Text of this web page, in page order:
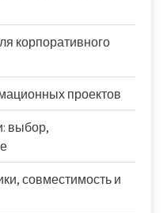
корпоративного
проектов
выбор,
совместимость и